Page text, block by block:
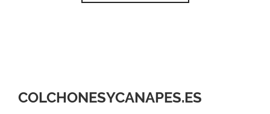
desde
elegir
COLCHONESYCANAPES.ES